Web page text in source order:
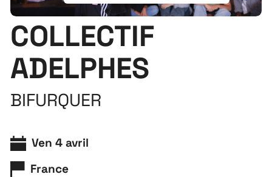
COLLECTIF
ADELPHES
BIFURQUER
Ven 4 avril
France